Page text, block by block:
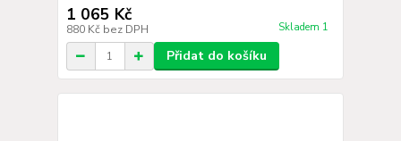
1 065 Kč
880 Kč bez DPH Skladem 1
Přidat do košíku